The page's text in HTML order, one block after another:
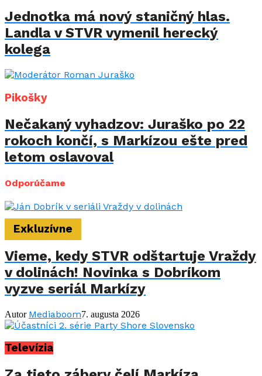
Jednotka má nový staničný hlas.
Landla v STVR vymenil herecký
kolega
Pikošky
Nečakaný vyhadzov: Juraško po 22
rokoch končí, s Markízou ešte pred
letom oslavoval
Odporúčame
Exkluzívne
Vieme, kedy STVR odštartuje Vraždy
v dolinách! Novinka s Dobríkom
vyzve seriál Markízy
Autor Mediaboom7. augusta 2026
Televízia